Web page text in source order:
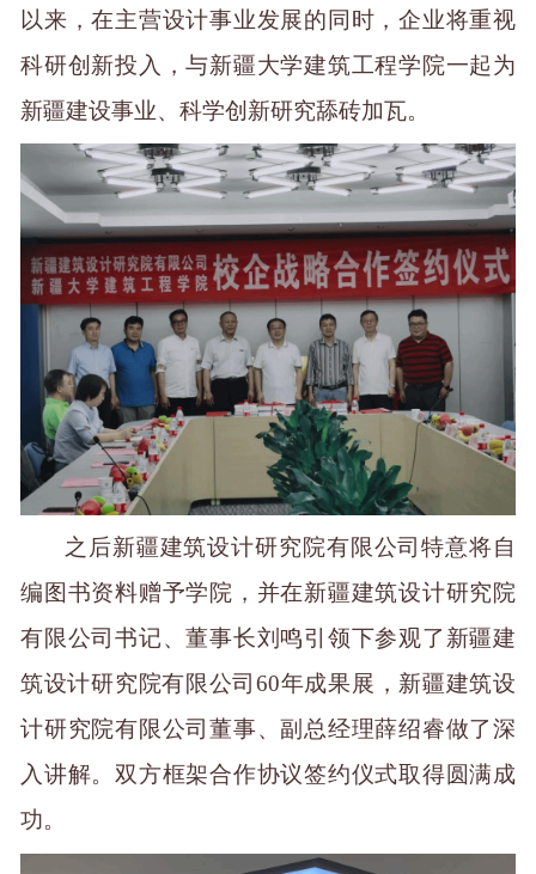
以来，在主营设计事业发展的同时，企业将重视
科研创新投入，与新疆大学建筑工程学院一起为
新疆建设事业、 科学创新研究舔砖加瓦。
之后新疆建筑设计研究院有限公司特意将自
编图书资料赠予学院，并在新疆建筑设计研究院
有限公司书记、董事长刘鸣引领下参观了新疆建
筑设计研究院有限公司60年成果展 ， 新疆建筑设
计研究院有限公司董事、副总经理薛绍睿做了深
入讲解。 双方框架合作协议签约仪式取得圆满成
功。